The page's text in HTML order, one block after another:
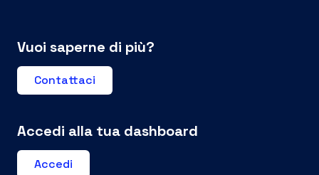
Vuoi saperne di più?
Contattaci
Accedi alla tua dashboard
Accedi